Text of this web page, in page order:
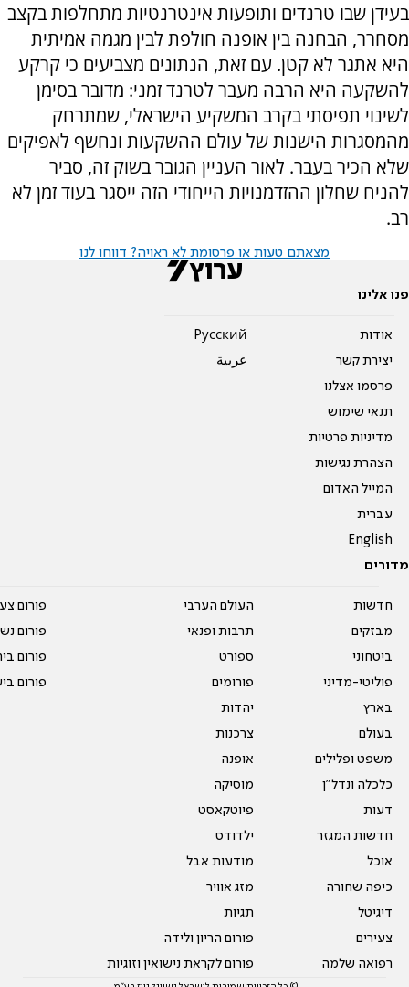
בעידן שבו טרנדים ותופעות אינטרנטיות מתחלפות בקצב
מסחרר, הבחנה בין אופנה חולפת לבין מגמה אמיתית
היא אתגר לא קטן. עם זאת, הנתונים מצביעים כי קרקע
להשקעה היא הרבה מעבר לטרנד זמני: מדובר בסימן
לשינוי תפיסתי בקרב המשקיע הישראלי, שמתרחק
מהמסגרות הישנות של עולם ההשקעות ונחשף לאפיקים
שלא הכיר בעבר. לאור העניין הגובר בשוק זה, סביר
להניח שחלון ההזדמנויות הייחודי הזה ייסגר בעוד זמן לא
רב.
מצאתם טעות או פרסומת לא ראויה? דווחו לנו
פנו אלינו
אודות
יצירת קשר
פרסמו אצלנו
תנאי שימוש
מדיניות פרטיות
הצהרת נגישות
המייל האדום
עברית
English
Pусский
عربية
מדורים
חדשות
מבזקים
ביטחוני
פוליטי-מדיני
בארץ
בעולם
משפט ופלילים
כלכלה ונדל"ן
דעות
חדשות המגזר
אוכל
כיפה שחורה
דיגיטל
צעירים
רפואה שלמה
העולם הערבי
תרבות ופנאי
ספורט
פורומים
יהדות
צרכנות
אופנה
מוסיקה
פיוטקאסט
ילדודס
מודעות אבל
מזג אוויר
תגיות
פורום הריון ולידה
פורום לקראת נישואין וזוגיות
פורום
פורום
פורום
פורום